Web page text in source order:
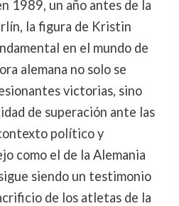
1989, un año antes de la
la figura de Kristin
en el mundo de
alemana no solo se
victorias, sino
de superación ante las
político y
como el de la Alemania
siendo un testimonio
de los atletas de la